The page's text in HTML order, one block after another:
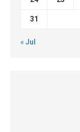
31
« Jul